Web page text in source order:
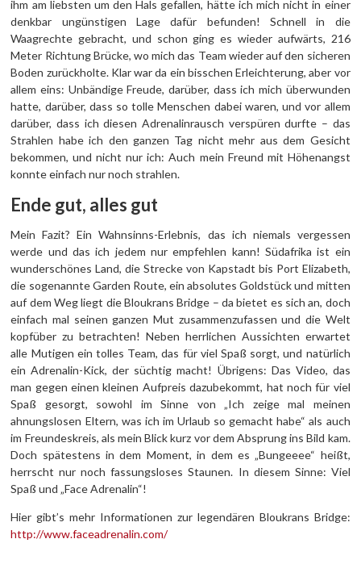
ihm am liebsten um den Hals gefallen, hätte ich mich nicht in einer
denkbar ungünstigen Lage dafür befunden! Schnell in die
Waagrechte gebracht, und schon ging es wieder aufwärts, 216
Meter Richtung Brücke, wo mich das Team wieder auf den sicheren
Boden zurückholte. Klar war da ein bisschen Erleichterung, aber vor
allem eins: Unbändige Freude, darüber, dass ich mich überwunden
hatte, darüber, dass so tolle Menschen dabei waren, und vor allem
darüber, dass ich diesen Adrenalinrausch verspüren durfte – das
Strahlen habe ich den ganzen Tag nicht mehr aus dem Gesicht
bekommen, und nicht nur ich: Auch mein Freund mit Höhenangst
konnte einfach nur noch strahlen.
Ende gut, alles gut
Mein Fazit? Ein Wahnsinns-Erlebnis, das ich niemals vergessen
werde und das ich jedem nur empfehlen kann! Südafrika ist ein
wunderschönes Land, die Strecke von Kapstadt bis Port Elizabeth,
die sogenannte Garden Route, ein absolutes Goldstück und mitten
auf dem Weg liegt die Bloukrans Bridge – da bietet es sich an, doch
einfach mal seinen ganzen Mut zusammenzufassen und die Welt
kopfüber zu betrachten! Neben herrlichen Aussichten erwartet
alle Mutigen ein tolles Team, das für viel Spaß sorgt, und natürlich
ein Adrenalin-Kick, der süchtig macht! Übrigens: Das Video, das
man gegen einen kleinen Aufpreis dazubekommt, hat noch für viel
Spaß gesorgt, sowohl im Sinne von „Ich zeige mal meinen
ahnungslosen Eltern, was ich im Urlaub so gemacht habe“ als auch
im Freundeskreis, als mein Blick kurz vor dem Absprung ins Bild kam.
Doch spätestens in dem Moment, in dem es „Bungeeee“ heißt,
herrscht nur noch fassungsloses Staunen. In diesem Sinne: Viel
Spaß und „Face Adrenalin“!
Hier gibt’s mehr Informationen zur legendären Bloukrans Bridge:
http://www.faceadrenalin.com/